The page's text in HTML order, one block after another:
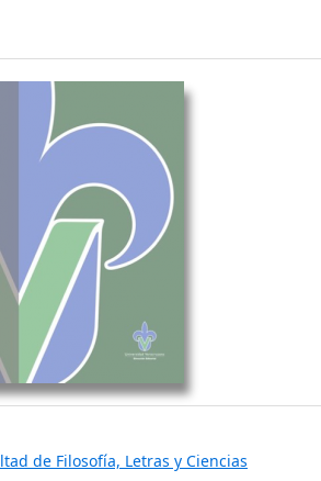
de Filosofía, Letras y Ciencias